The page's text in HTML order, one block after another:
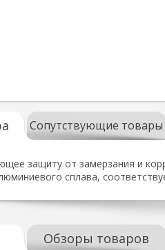
Сопутствующие товары
защиту от замерзания и
сплава,
Обзоры товаров